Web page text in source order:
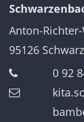
Anton-
95126
0 92